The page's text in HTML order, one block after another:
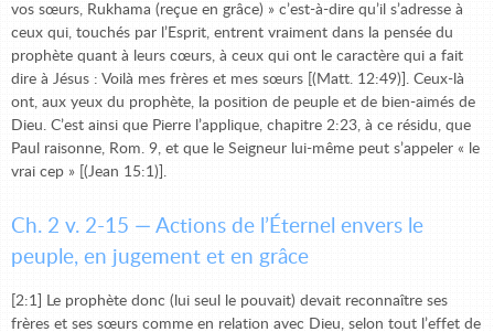
vos sœurs, Rukhama (reçue en grâce) » c’est-à-dire qu’il s’adresse à
ceux qui, touchés par l’Esprit, entrent vraiment dans la pensée du
prophète quant à leurs cœurs, à ceux qui ont le caractère qui a fait
dire à Jésus : Voilà mes frères et mes sœurs [(Matt. 12:49)]. Ceux-là
ont, aux yeux du prophète, la position de peuple et de bien-aimés de
Dieu. C’est ainsi que Pierre l’applique, chapitre 2:23, à ce résidu, que
Paul raisonne, Rom. 9, et que le Seigneur lui-même peut s’appeler « le
vrai cep » [(Jean 15:1)].
Ch. 2 v. 2-15 — Actions de l’Éternel envers le
peuple, en jugement et en grâce
[2:1] Le prophète donc (lui seul le pouvait) devait reconnaître ses
frères et ses sœurs comme en relation avec Dieu, selon tout l’effet de